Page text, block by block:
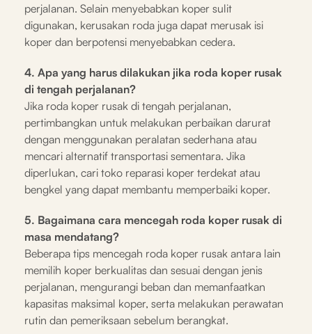
perjalanan. Selain menyebabkan koper sulit
digunakan, kerusakan roda juga dapat merusak isi
koper dan berpotensi menyebabkan cedera.
4. Apa yang harus dilakukan jika roda koper rusak
di tengah perjalanan?
Jika roda koper rusak di tengah perjalanan,
pertimbangkan untuk melakukan perbaikan darurat
dengan menggunakan peralatan sederhana atau
mencari alternatif transportasi sementara. Jika
diperlukan, cari toko reparasi koper terdekat atau
bengkel yang dapat membantu memperbaiki koper.
5. Bagaimana cara mencegah roda koper rusak di
masa mendatang?
Beberapa tips mencegah roda koper rusak antara lain
memilih koper berkualitas dan sesuai dengan jenis
perjalanan, mengurangi beban dan memanfaatkan
kapasitas maksimal koper, serta melakukan perawatan
rutin dan pemeriksaan sebelum berangkat.